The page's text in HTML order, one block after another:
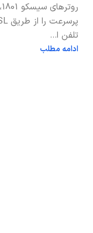
تلفن ا...
ادامه مطلب